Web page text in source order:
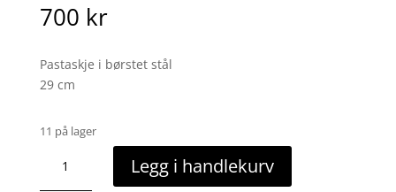
700 kr
Pastaskje i børstet stål
29 cm
11 på lager
antall
Legg i handlekurv